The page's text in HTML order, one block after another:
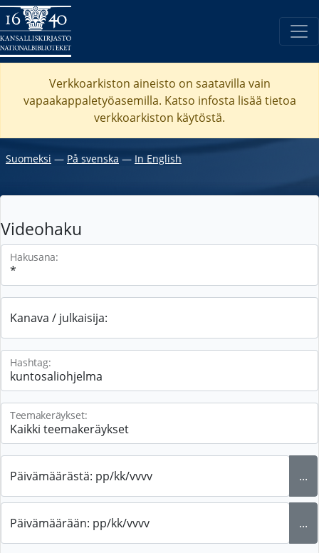
Verkkoarkiston aineisto on saatavilla vain
vapaakappaletyöasemilla. Katso infosta lisää tietoa
verkkoarkiston käytöstä.
Suomeksi ― På svenska ― In English
Videohaku
Hakusana:
Kanava / julkaisija:
Hashtag:
Teemakeräykset:
Päivämäärästä: pp/kk/vvvv ...
Päivämäärään: pp/kk/vvvv ...